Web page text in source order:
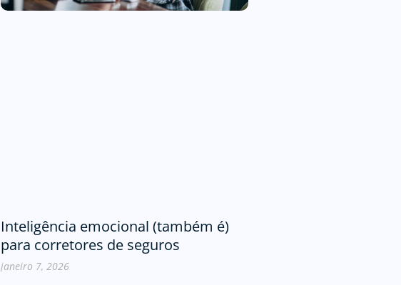
Inteligência emocional (também é)
para corretores de seguros
janeiro 7, 2026